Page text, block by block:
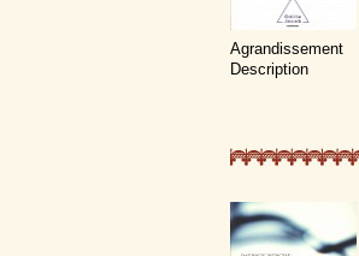
Agrandissement
Description